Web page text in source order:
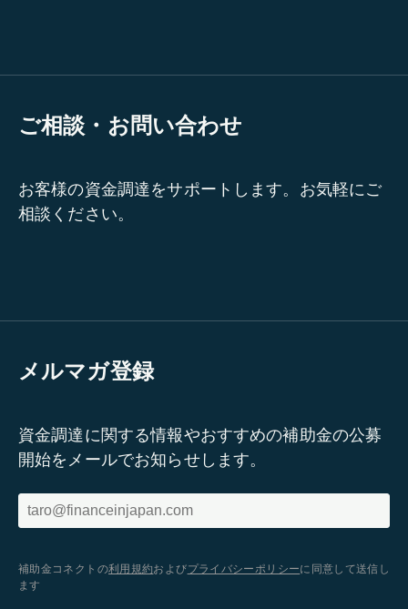
ご相談・お問い合わせ
お客様の資金調達をサポートします。お気軽にご
相談ください。
メルマガ登録
資金調達に関する情報やおすすめの補助金の公募
開始をメールでお知らせします。
補助金コネクトの利用規約およびプライバシーポリシーに同意して送信し
ます